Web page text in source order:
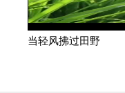
当轻风拂过田野